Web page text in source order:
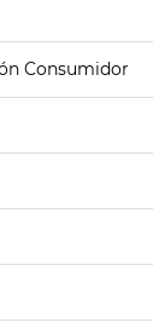
Consumidor